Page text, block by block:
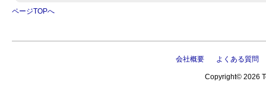
ページTOPへ
会社概要 よくある質問
Copyright© 2026